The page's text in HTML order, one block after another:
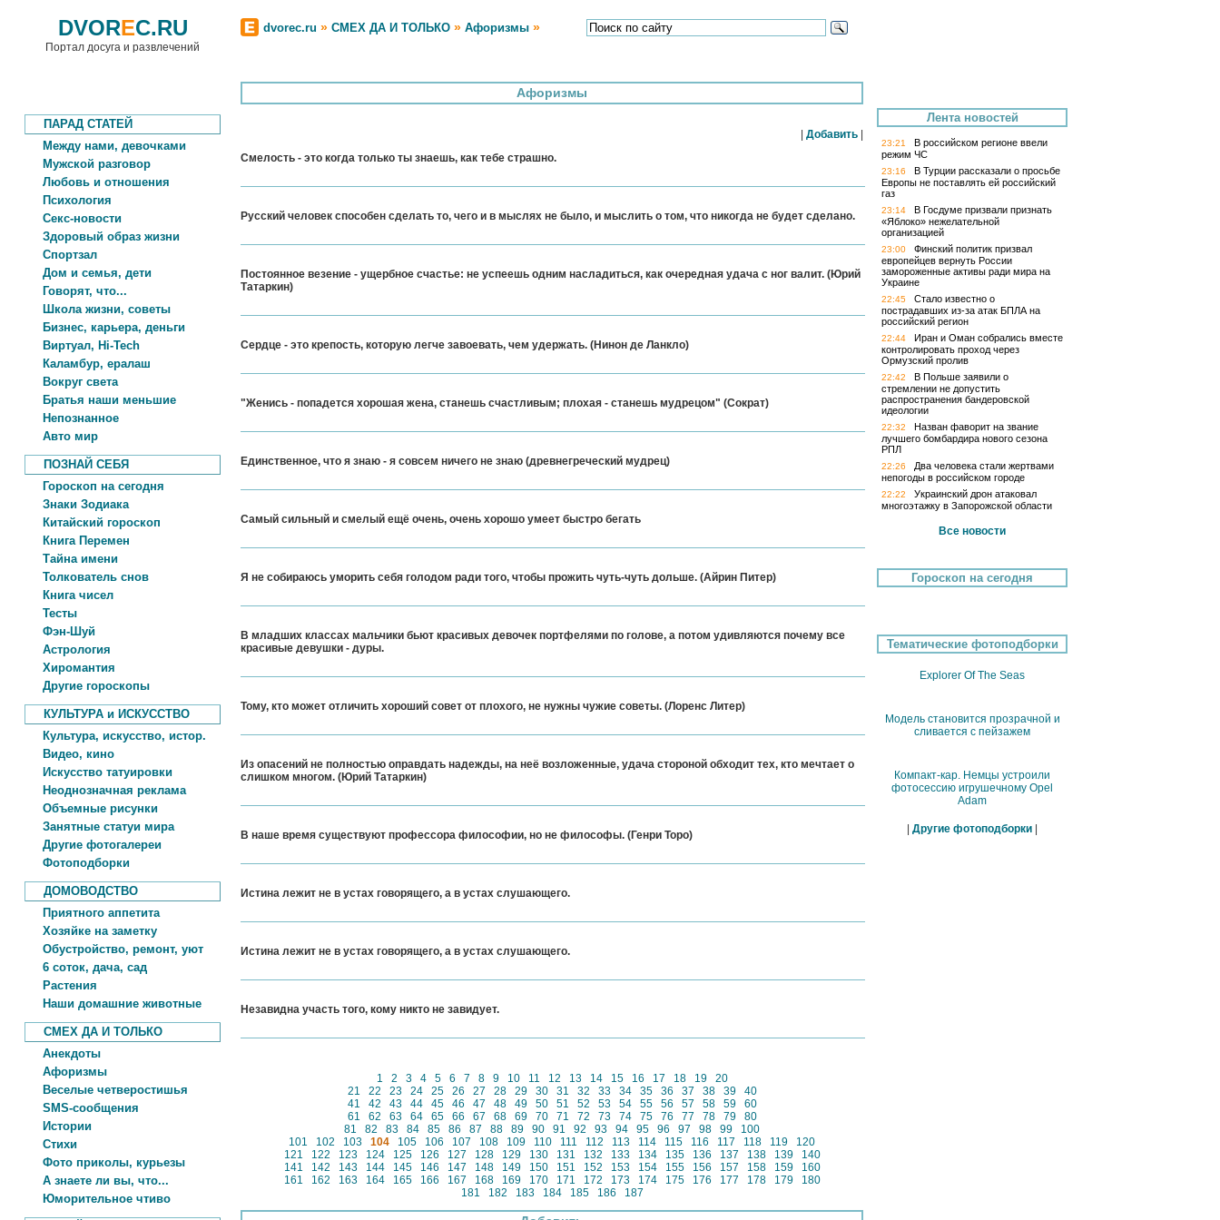
DVOREC.RU
Портал досуга и развлечений
dvorec.ru » СМЕХ ДА И ТОЛЬКО » Афоризмы »
ПАРАД СТАТЕЙ
Между нами, девочками
Мужской разговор
Любовь и отношения
Психология
Секс-новости
Здоровый образ жизни
Спортзал
Дом и семья, дети
Говорят, что...
Школа жизни, советы
Бизнес, карьера, деньги
Виртуал, Hi-Tech
Каламбур, ералаш
Вокруг света
Братья наши меньшие
Непознанное
Авто мир
ПОЗНАЙ СЕБЯ
Гороскоп на сегодня
Знаки Зодиака
Китайский гороскоп
Книга Перемен
Тайна имени
Толкователь снов
Книга чисел
Тесты
Фэн-Шуй
Астрология
Хиромантия
Другие гороскопы
КУЛЬТУРА и ИСКУССТВО
Культура, искусство, истор.
Видео, кино
Искусство татуировки
Неоднозначная реклама
Объемные рисунки
Занятные статуи мира
Другие фотогалереи
Фотоподборки
ДОМОВОДСТВО
Приятного аппетита
Хозяйке на заметку
Обустройство, ремонт, уют
6 соток, дача, сад
Растения
Наши домашние животные
СМЕХ ДА И ТОЛЬКО
Анекдоты
Афоризмы
Веселые четверостишья
SMS-сообщения
Истории
Стихи
Фото приколы, курьезы
А знаете ли вы, что...
Юморительное чтиво
Афоризмы
Добавить
Смелость - это когда только ты знаешь, как тебе страшно.
Русский человек способен сделать то, чего и в мыслях не было, и мыслить о том, что никогда не будет сделано.
Постоянное везение - ущербное счастье: не успеешь одним насладиться, как очередная удача с ног валит. (Юрий
Татаркин)
Сердце - это крепость, которую легче завоевать, чем удержать. (Нинон де Ланкло)
"Женись - попадется хорошая жена, станешь счастливым; плохая - станешь мудрецом" (Сократ)
Единственное, что я знаю - я совсем ничего не знаю (древнегреческий мудрец)
Самый сильный и смелый ещё очень, очень хорошо умеет быстро бегать
Я не собираюсь уморить себя голодом ради того, чтобы прожить чуть-чуть дольше. (Айрин Питер)
В младших классах мальчики бьют красивых девочек портфелями по голове, а потом удивляются почему все
красивые девушки - дуры.
Тому, кто может отличить хороший совет от плохого, не нужны чужие советы. (Лоренс Литер)
Из опасений не полностью оправдать надежды, на неё возложенные, удача стороной обходит тех, кто мечтает о
слишком многом. (Юрий Татаркин)
В наше время существуют профессора философии, но не философы. (Генри Торо)
Истина лежит не в устах говорящего, а в устах слушающего.
Истина лежит не в устах говорящего, а в устах слушающего.
Незавидна участь того, кому никто не завидует.
1 2 3 4 5 6 7 8 9 10 11 12 13 14 15 16 17 18 19
20
21
22 23 24 25 26 27 28 29 30 31 32 33 34 35 36 37 38 39
40
41
42 43 44 45 46 47 48 49 50 51 52 53 54 55 56 57 58 59
60
61
62 63 64 65 66 67 68 69 70 71 72 73 74 75 76 77 78 79
80
81
82 83 84 85 86 87 88 89 90 91 92 93 94 95 96 97 98 99
100
101
102 103 104 105 106 107 108 109 110 111 112 113 114 115 116 117 118 119
120
121
122 123 124 125 126 127 128 129 130 131 132 133 134 135 136 137 138 139
140
141
142 143 144 145 146 147 148 149 150 151 152 153 154 155 156 157 158 159
160
161
162 163 164 165 166 167 168 169 170 171 172 173 174 175 176 177 178 179
180
181
182 183 184 185 186 187
Лента новостей
23:21
В российском регионе ввели
режим ЧС
23:16
В Турции рассказали о просьбе
Европы не поставлять ей российский
газ
23:14
В Госдуме призвали признать
«Яблоко» нежелательной
организацией
23:00
Финский политик призвал
европейцев вернуть России
замороженные активы ради мира на
Украине
22:45
Стало известно о
пострадавших из-за атак БПЛА на
российский регион
22:44
Иран и Оман собрались вместе
контролировать проход через
Ормузский пролив
22:42
В Польше заявили о
стремлении не допустить
распространения бандеровской
идеологии
22:32
Назван фаворит на звание
лучшего бомбардира нового сезона
РПЛ
22:26
Два человека стали жертвами
непогоды в российском городе
22:22
Украинский дрон атаковал
многоэтажку в Запорожской области
Все новости
Гороскоп на сегодня
Тематические фотоподборки
Explorer Of The Seas
Модель становится прозрачной и
сливается с пейзажем
Компакт-кар. Немцы устроили
фотосессию игрушечному Opel
Adam
Другие фотоподборки